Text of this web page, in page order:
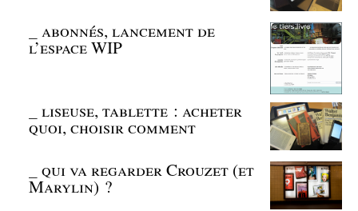
abonnés, lancement de
l’espace WIP
_liseuse, tablette : acheter
quoi, choisir comment
_qui va regarder Crouzet (et
Marylin) ?